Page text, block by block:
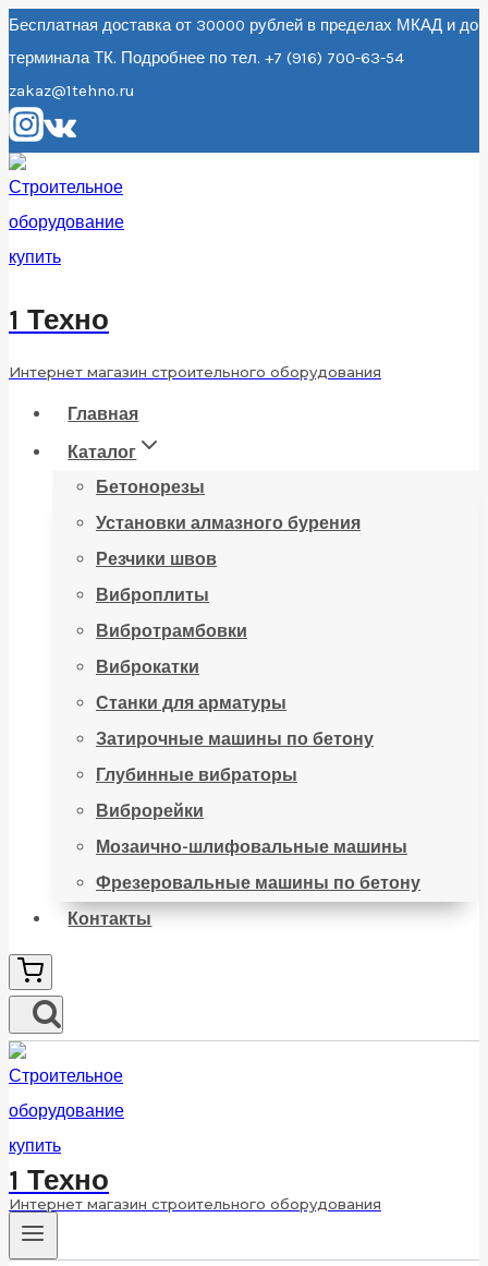
Перейти
к
содержанию
Бесплатная доставка от 30000 рублей в пределах МКАД и до
терминала ТК. Подробнее по тел. +7 (916) 700-63-54
zakaz@1tehno.ru
1 Техно
Интернет магазин строительного оборудования
Главная
Каталог
Бетонорезы
Установки алмазного бурения
Резчики швов
Виброплиты
Вибротрамбовки
Виброкатки
Станки для арматуры
Затирочные машины по бетону
Глубинные вибраторы
Виброрейки
Мозаично-шлифовальные машины
Фрезеровальные машины по бетону
Контакты
1 Техно
Интернет магазин строительного оборудования